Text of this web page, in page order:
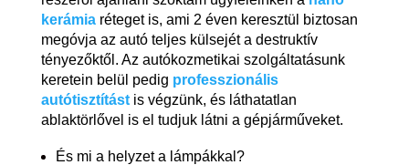
kerámiaréteget is, ami 2 éven keresztül biztosan
megóvja az autó teljes külsejét a destruktív
tényezőktől. Az autókozmetikai szolgáltatásunk
keretein belül pedig professzionális
autótisztítástis végzünk, és láthatatlan
ablaktörlővel is el tudjuk látni a gépjárműveket.
És mi a helyzet a lámpákkal?